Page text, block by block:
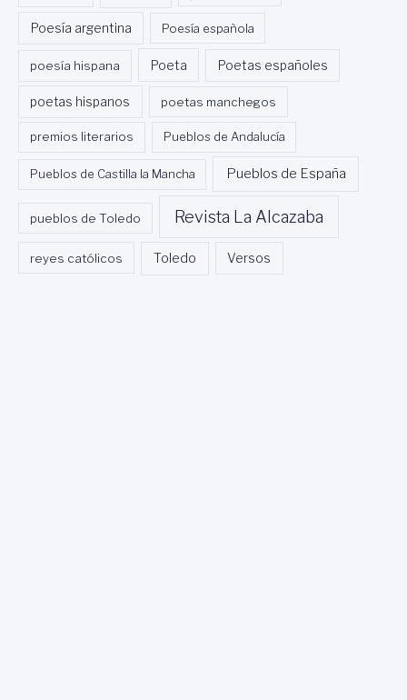
Poesía argentina Poesía española
poesía hispana Poeta Poetas españoles
poetas hispanos poetas manchegos
premios literarios Pueblos de Andalucía
Pueblos de Castilla la Mancha Pueblos de España
pueblos de Toledo Revista La Alcazaba
reyes católicos Toledo Versos